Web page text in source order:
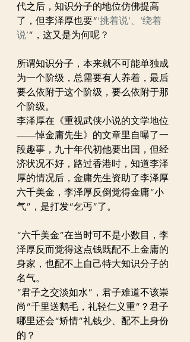
代之后，知识分子的地位仿佛提高
了，但李泽厚也要“‘挑着说’、‘绕着
说’”，这又是为何呢？
所谓知识分子，本来就不可能单独成
为一个阶级，总需要有人养着，最后
要么依附于这个阶级，要么依附于那
个阶级。
李泽厚在《重视武侠小说的文学地位
——悼金庸先生》的文章里自曝了一
段趣事，九十年代初他要出国，但经
济状况不好，路过香港时，知道李泽
厚的情况后，金庸先生资助了李泽厚
六千美金，李泽厚反倒觉得金庸“小
气”，是打发“乞丐”了。
“六千美金”在当时可不是小数目，李
泽厚反而觉得这点钱既配不上金庸的
身家，也配不上自己特大知识分子的
名气。
“君子之交淡如水”，君子难道不该崇
尚“千里送鹅毛，礼轻仁义重”？君子
哪里还会“矫情”礼钱少、配不上身份
的？